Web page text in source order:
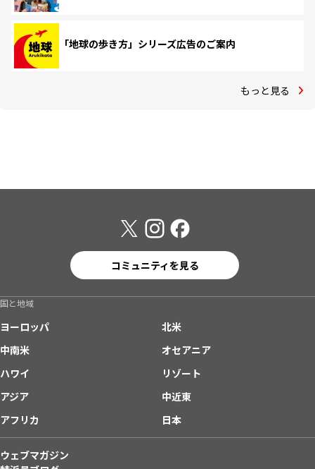
「地球の歩き方」シリーズ広告のご案内
もっと見る
コミュニティを見る
国と地域
ヨーロッパ
北米
中南米
オセアニア
ハワイ
リゾート
アジア
中近東
アフリカ
日本
ウェブマガジン